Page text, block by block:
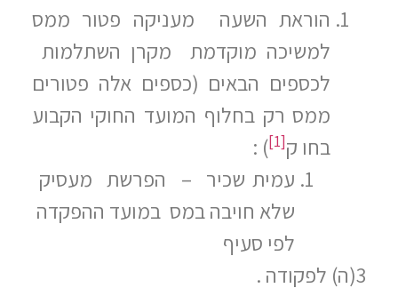
הוראת השעה מעניקה פטור ממס
למשיכה מוקדמת מקרן השתלמות
לכספים הבאים (כספים אלה פטורים
ממס רק בחלוף המועד החוקי הקבוע
בחו ק[1]
) :
עמית שכיר – הפרשת מעסיק
שלא חויבה במס במועד ההפקדה
לפי סעיף
3(ה) לפקודה .